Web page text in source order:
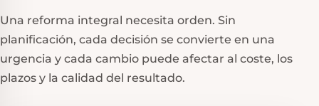
Una reforma integral necesita orden. Sin
planificación, cada decisión se convierte en una
urgencia y cada cambio puede afectar al coste, los
plazos y la calidad del resultado.